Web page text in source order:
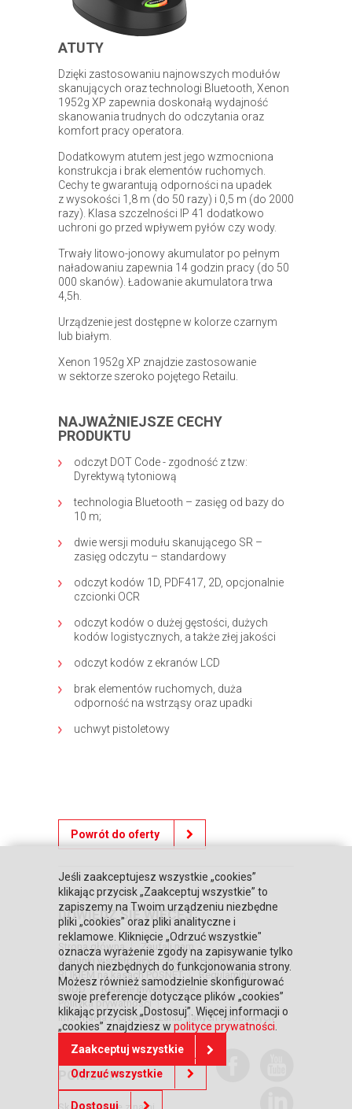
ATUTY
Dzięki zastosowaniu najnowszych modułów
skanujących oraz technologi Bluetooth, Xenon
1952g XP zapewnia doskonałą wydajność
skanowania trudnych do odczytania oraz
komfort pracy operatora.
Dodatkowym atutem jest jego wzmocniona
konstrukcja i brak elementów ruchomych.
Cechy te gwarantują odporności na upadek
z wysokości 1,8 m (do 50 razy) i 0,5 m (do 2000
razy). Klasa szczelności IP 41 dodatkowo
uchroni go przed wpływem pyłów czy wody.
Trwały litowo-jonowy akumulator po pełnym
naładowaniu zapewnia 14 godzin pracy (do 50
000 skanów). Ładowanie akumulatora trwa
4,5h.
Urządzenie jest dostępne w kolorze czarnym
lub białym.
Xenon 1952g XP znajdzie zastosowanie
w sektorze szeroko pojętego Retailu.
NAJWAŻNIEJSZE CECHY
PRODUKTU
odczyt DOT Code - zgodność z tzw:
Dyrektywą tytoniową
technologia Bluetooth – zasięg od bazy do
10 m;
dwie wersji modułu skanującego SR –
zasięg odczytu – standardowy
odczyt kodów 1D, PDF417, 2D, opcjonalnie
czcionki OCR
odczyt kodów o dużej gęstości, dużych
kodów logistycznych, a także złej jakości
odczyt kodów z ekranów LCD
brak elementów ruchomych, duża
odporność na wstrząsy oraz upadki
uchwyt pistoletowy
Powrót do oferty
DOWIEDZ SIĘ WIĘCEJ
Zaufali nam
Warunki współpracy
Poznaj Honeywell
BLIKIEM na kasach POSNET
Regulaminy
RODO
Relacje inwestorskie
Polityka prywatności
Informacja o przetwarzaniu danych osobowych
POTRZEBUJESZ
POMOCY?
Jeśli zaakceptujesz wszystkie „cookies”
klikając przycisk „Zaakceptuj wszystkie” to
zapiszemy na Twoim urządzeniu niezbędne
pliki „cookies” oraz pliki analityczne i
reklamowe. Kliknięcie „Odrzuć wszystkie"
oznacza wyrażenie zgody na zapisywanie tylko
danych niezbędnych do funkcjonowania strony.
Możesz również samodzielnie skonfigurować
swoje preferencje dotyczące plików „cookies”
klikając przycisk „Dostosuj”. Więcej informacji o
„cookies” znajdziesz w polityce prywatności.
Zaakceptuj wszystkie
Odrzuć wszystkie
Dostosuj